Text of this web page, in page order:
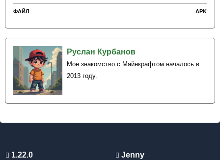
ФАЙЛ APK
Руслан Курбанов
Мое знакомство с Майнкрафтом началось в
2013 году.
1.22.0 Jenny